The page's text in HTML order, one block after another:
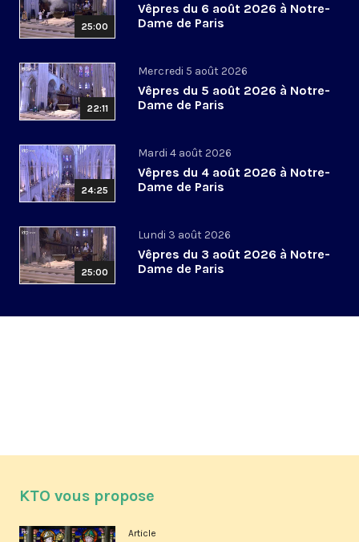
25:00
Vêpres du 6 août 2026 à Notre-
Dame de Paris
22:11
Mercredi 5 août 2026
Vêpres du 5 août 2026 à Notre-
Dame de Paris
24:25
Mardi 4 août 2026
Vêpres du 4 août 2026 à Notre-
Dame de Paris
25:00
Lundi 3 août 2026
Vêpres du 3 août 2026 à Notre-
Dame de Paris
KTO vous propose
Article